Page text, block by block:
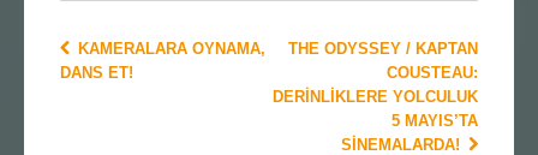
KAMERALARA OYNAMA,
DANS ET!
THE ODYSSEY / KAPTAN
COUSTEAU:
DERINLIKLERE YOLCULUK
5 MAYIS’TA
SINEMALARDA!